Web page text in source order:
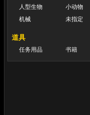
人型生物
小动物
机械
未指定
道具
任务用品 书籍